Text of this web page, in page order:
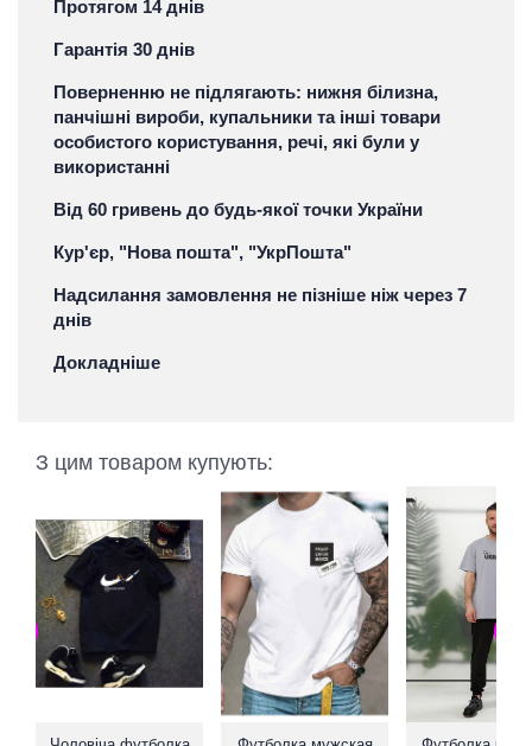
Протягом 14 днів
Гарантія 30 днів
Поверненню не підлягають: нижня білизна,
панчішні вироби, купальники та інші товари
особистого користування, речі, які були у
використанні
Від 60 гривень до будь-якої точки України
Кур'єр, "Нова пошта", "УкрПошта"
Надсилання замовлення не пізніше ніж через 7
днів
Докладніше
З цим товаром купують: